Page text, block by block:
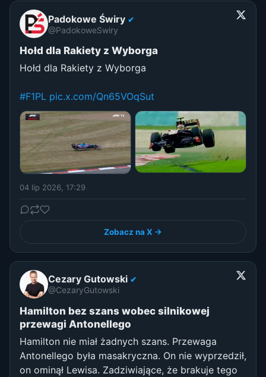
Padokowe Świry ✔
@PadokoweSwiry
Hołd dla Rakiety z Wyborga
Hołd dla Rakiety z Wyborga
#F1PL pic.x.com/Qn65VOqSut
04 lip 2026, 17:29
Zobacz na X →
Cezary Gutowski ✔
@CezaryGutowski
Hamilton bez szans wobec silnikowej
przewagi Antonellego
Hamilton nie miał żadnych szans. Przewaga
Antonellego była masakryczna. On nie wyprzedził,
on ominął Lewisa. Zadziwiające, że brakuje tego